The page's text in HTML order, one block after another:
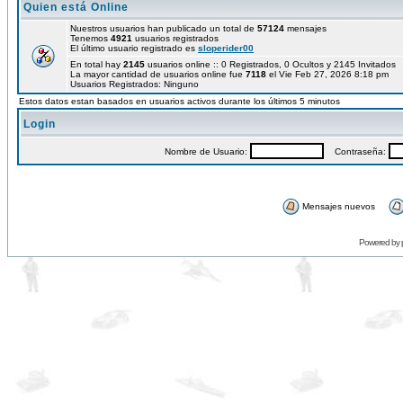
Quien está Online
Nuestros usuarios han publicado un total de 57124 mensajes
Tenemos 4921 usuarios registrados
El último usuario registrado es sloperider00
En total hay 2145 usuarios online :: 0 Registrados, 0 Ocultos y 2145
La mayor cantidad de usuarios online fue 7118 el Vie Feb 27, 2026 8:18 pm
Usuarios Registrados: Ninguno
Estos datos estan basados en usuarios activos durante los últimos 5 minutos
Login
Nombre de Usuario: Contraseña:
Mensajes nuevos
Powered by